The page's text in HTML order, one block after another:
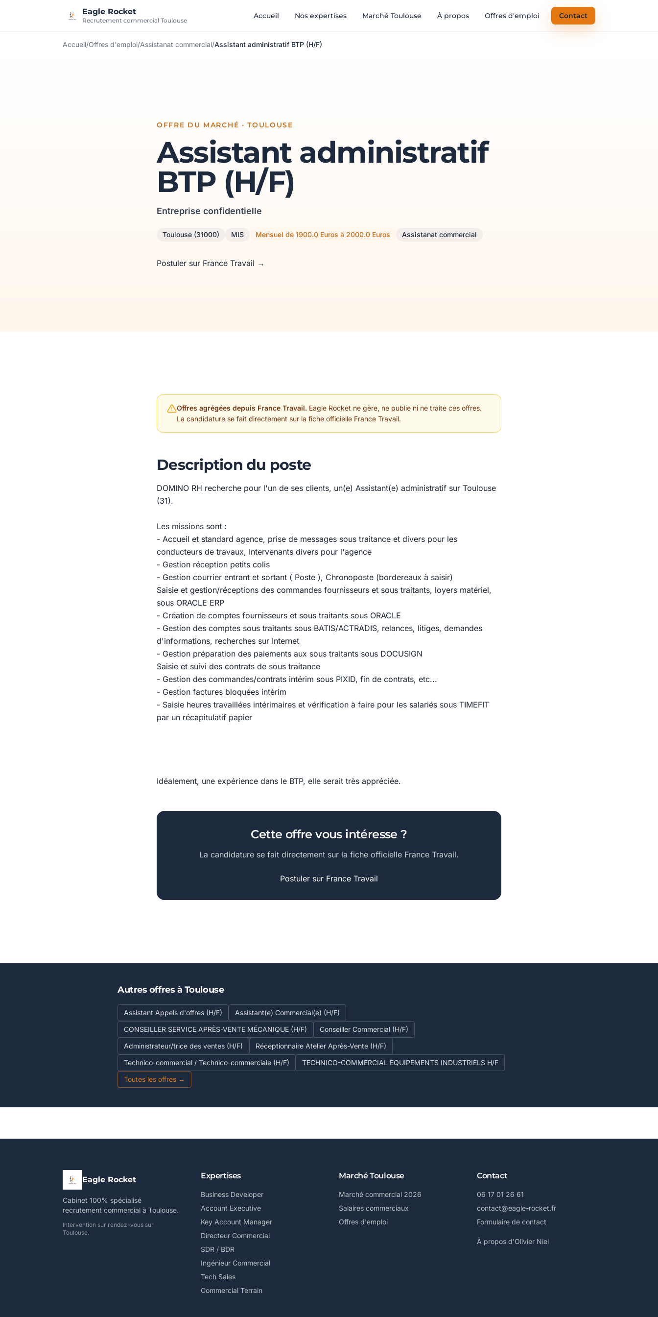
Eagle Rocket
Recrutement commercial Toulouse
Accueil Nos expertises Marché Toulouse À propos Offres d'emploi Contact
Accueil/Offres d'emploi/Assistanat commercial/Assistant administratif BTP (H/F)
OFFRE DU MARCHÉ · TOULOUSE
Assistant administratif
BTP (H/F)
Entreprise confidentielle
Toulouse (31000) MIS Mensuel de 1900.0 Euros à 2000.0 Euros Assistanat commercial
Postuler sur France Travail →
Offres agrégées depuis France Travail. Eagle Rocket ne gère, ne publie ni ne traite ces offres.
La candidature se fait directement sur la fiche officielle France Travail.
Description du poste
DOMINO RH recherche pour l'un de ses clients, un(e) Assistant(e) administratif sur Toulouse
(31).
Les missions sont :
- Accueil et standard agence, prise de messages sous traitance et divers pour les
conducteurs de travaux, Intervenants divers pour l'agence
- Gestion réception petits colis
- Gestion courrier entrant et sortant ( Poste ), Chronoposte (bordereaux à saisir)
Saisie et gestion/réceptions des commandes fournisseurs et sous traitants, loyers matériel,
sous ORACLE ERP
- Création de comptes fournisseurs et sous traitants sous ORACLE
- Gestion des comptes sous traitants sous BATIS/ACTRADIS, relances, litiges, demandes
d'informations, recherches sur Internet
- Gestion préparation des paiements aux sous traitants sous DOCUSIGN
Saisie et suivi des contrats de sous traitance
- Gestion des commandes/contrats intérim sous PIXID, fin de contrats, etc...
- Gestion factures bloquées intérim
- Saisie heures travaillées intérimaires et vérification à faire pour les salariés sous TIMEFIT
par un récapitulatif papier
Idéalement, une expérience dans le BTP, elle serait très appréciée.
Cette offre vous intéresse ?
La candidature se fait directement sur la fiche officielle France Travail.
Postuler sur France Travail
Autres offres à Toulouse
Assistant Appels d'offres (H/F)
Assistant(e) Commercial(e) (H/F)
CONSEILLER SERVICE APRÈS-VENTE MÉCANIQUE (H/F)
Conseiller Commercial (H/F)
Administrateur/trice des ventes (H/F)
Réceptionnaire Atelier Après-Vente (H/F)
Technico-commercial / Technico-commerciale (H/F)
TECHNICO-COMMERCIAL EQUIPEMENTS INDUSTRIELS H/F
Toutes les offres →
Eagle Rocket
Cabinet 100% spécialisé
recrutement commercial à Toulouse.
Intervention sur rendez-vous sur
Toulouse.
Expertises
Business Developer
Account Executive
Key Account Manager
Directeur Commercial
SDR / BDR
Ingénieur Commercial
Tech Sales
Commercial Terrain
Marché Toulouse
Marché commercial 2026
Salaires commerciaux
Offres d'emploi
Contact
06 17 01 26 61
contact@eagle-rocket.fr
Formulaire de contact
À propos d'Olivier Niel